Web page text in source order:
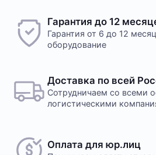
Желаете оставить
Нам важно знать ваше
оборудовании для майнинга.
ассортимент нашего
центров
Оплата производится в офисе
в кассу компании. Доступна
службы доставки при
Гарантия до 12
Гарантия от 6 до 12
оборудование
Доставка по всей
Сотрудничаем со всеми
логистическими
Оплата для юр.лиц